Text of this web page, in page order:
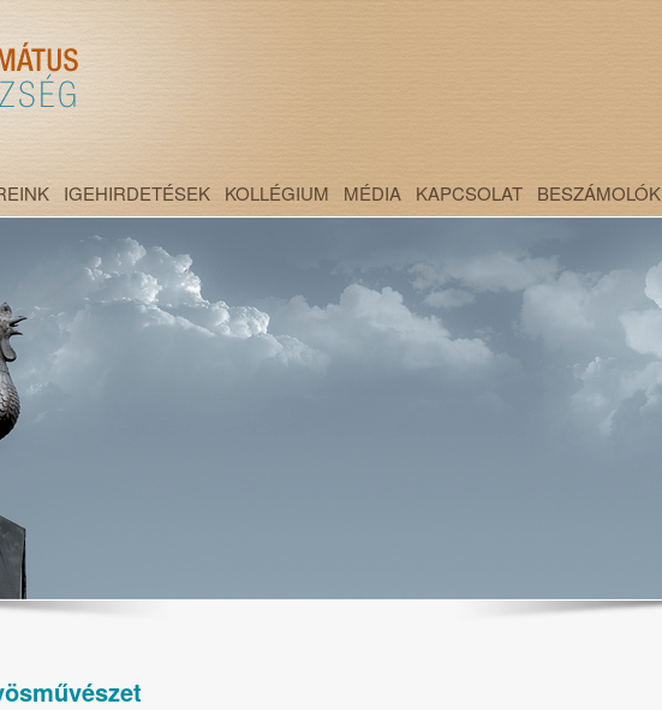
IGEHIRDETÉSEK KOLLÉGIUM MÉDIA KAPCSOLAT
BESZÁMOLÓK